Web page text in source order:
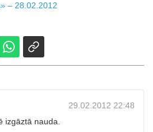
– 28.02.2012
29.02.2012 22:48
izgāztā nauda.